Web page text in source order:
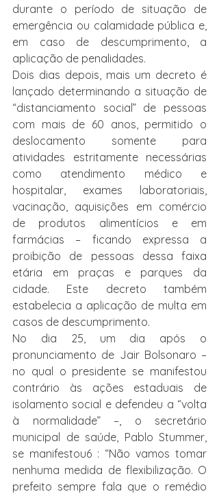
durante o período de situação de
emergência ou calamidade pública e,
em caso de descumprimento, a
aplicação de penalidades.
Dois dias depois, mais um decreto é
lançado determinando a situação de
“distanciamento social” de pessoas
com mais de 60 anos, permitido o
deslocamento somente para
atividades estritamente necessárias
como atendimento médico e
hospitalar, exames laboratoriais,
vacinação, aquisições em comércio
de produtos alimentícios e em
farmácias – ficando expressa a
proibição de pessoas dessa faixa
etária em praças e parques da
cidade. Este decreto também
estabelecia a aplicação de multa em
casos de descumprimento.
No dia 25, um dia após o
pronunciamento de Jair Bolsonaro –
no qual o presidente se manifestou
contrário às ações estaduais de
isolamento social e defendeu a “volta
à normalidade” –, o secretário
municipal de saúde, Pablo Stummer,
se manifestou6 : “Não vamos tomar
nenhuma medida de flexibilização. O
prefeito sempre fala que o remédio